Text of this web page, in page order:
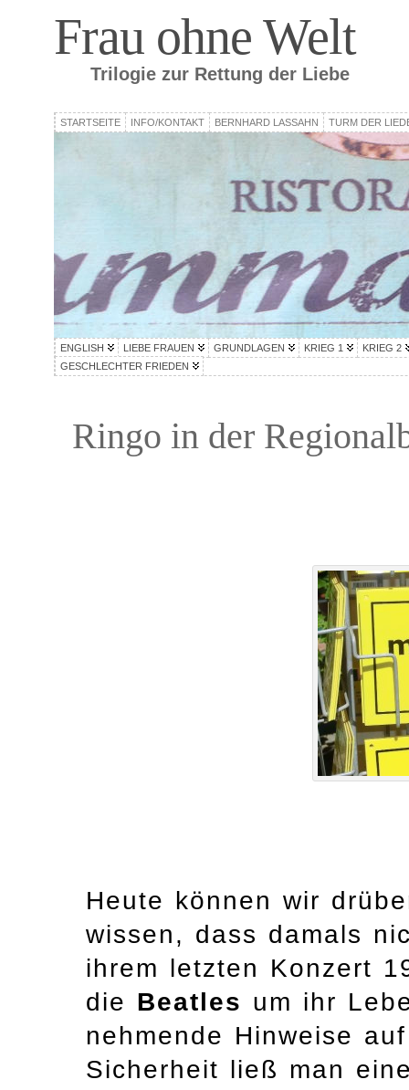
Frau ohne Welt
Trilogie zur Rettung der Liebe
STARTSEITE INFO/KONTAKT BERNHARD LASSAHN TURM DER
ENGLISH LIEBE FRAUEN GRUNDLAGEN KRIEG 1
KRIEG 2
GESCHLECHTER FRIEDEN
Ringo in der
Heute können wir
wissen, dass damals
ihrem letzten Konzert
die Beatles um ihr
nehmende Hinweise
Sicherheit ließ man